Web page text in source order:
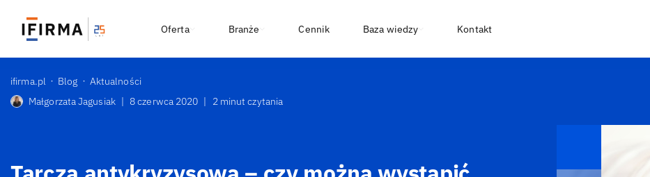
Oferta Branże Cennik Baza wiedzy Kontakt
ifirma.pl Blog
Aktualności
Małgorzata Jagusiak | 8 czerwca 2020 | 2 minut czytania